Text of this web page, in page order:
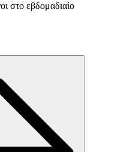
στο εβδομαδιαίο